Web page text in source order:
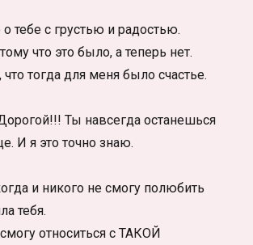
тебе с грустью и радостью.
что это было, а теперь нет.
тогда для меня было счастье.
Ты навсегда останешься
И я это точно знаю.
и никого не смогу полюбить
тебя.
относиться с ТАКОЙ